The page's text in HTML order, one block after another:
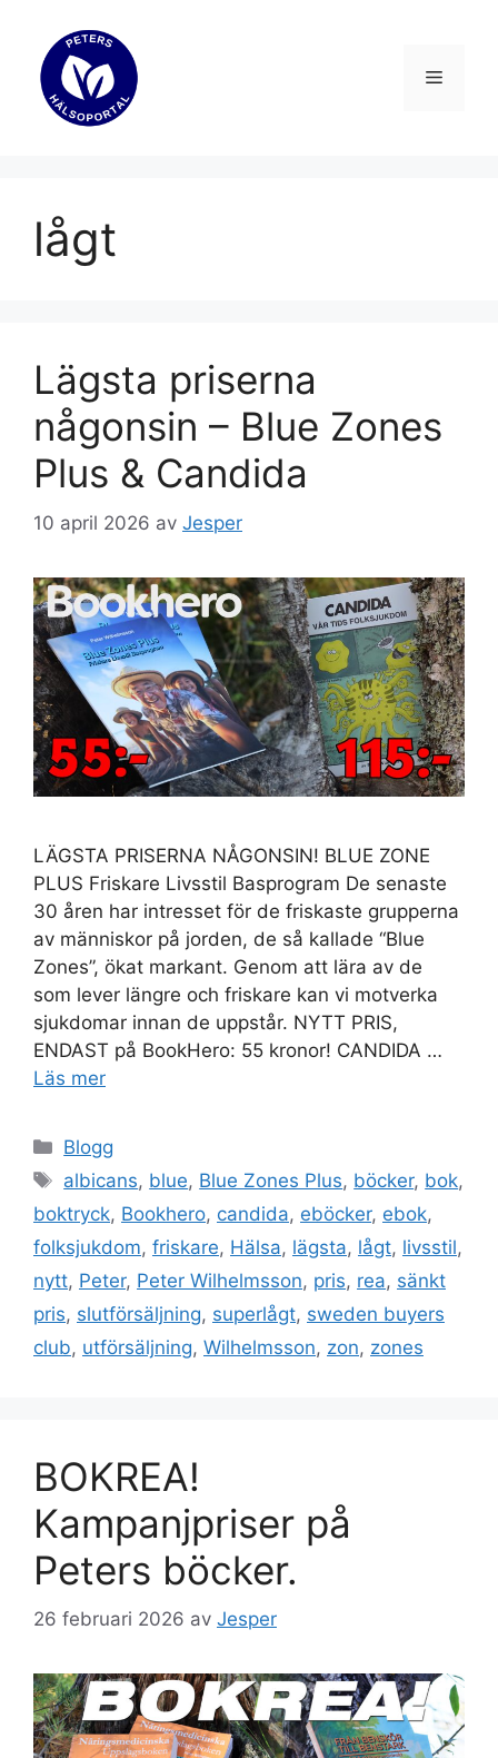
innehåll
Meny
lågt
Lägsta priserna
någonsin – Blue Zones
Plus & Candida
10 april 2026 av Jesper
LÄGSTA PRISERNA NÅGONSIN! BLUE ZONE
PLUS Friskare Livsstil Basprogram De senaste
30 åren har intresset för de friskaste grupperna
av människor på jorden, de så kallade “Blue
Zones”, ökat markant. Genom att lära av de
som lever längre och friskare kan vi motverka
sjukdomar innan de uppstår. NYTT PRIS,
ENDAST på BookHero: 55 kronor! CANDIDA …
Läs mer
Kategorier
Blogg
Etiketter
albicans, blue, Blue Zones Plus, böcker, bok,
boktryck, Bookhero, candida, eböcker, ebok,
folksjukdom, friskare, Hälsa, lägsta, lågt, livsstil,
nytt, Peter, Peter Wilhelmsson, pris, rea, sänkt
pris, slutförsäljning, superlågt, sweden buyers
club, utförsäljning, Wilhelmsson, zon, zones
BOKREA!
Kampanjpriser på
Peters böcker.
26 februari 2026 av Jesper